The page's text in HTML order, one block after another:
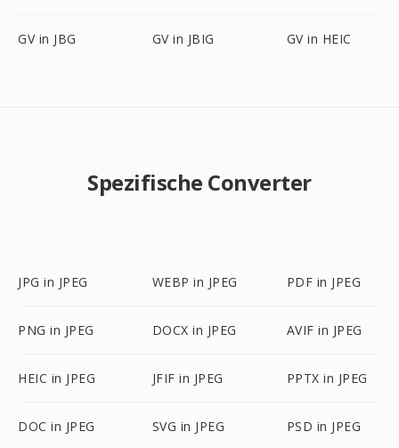
GV in JBG GV in JBIG GV in HEIC
Spezifische Converter
JPG in JPEG WEBP in JPEG PDF in JPEG
PNG in JPEG DOCX in JPEG AVIF in JPEG
HEIC in JPEG JFIF in JPEG PPTX in JPEG
DOC in JPEG SVG in JPEG PSD in JPEG